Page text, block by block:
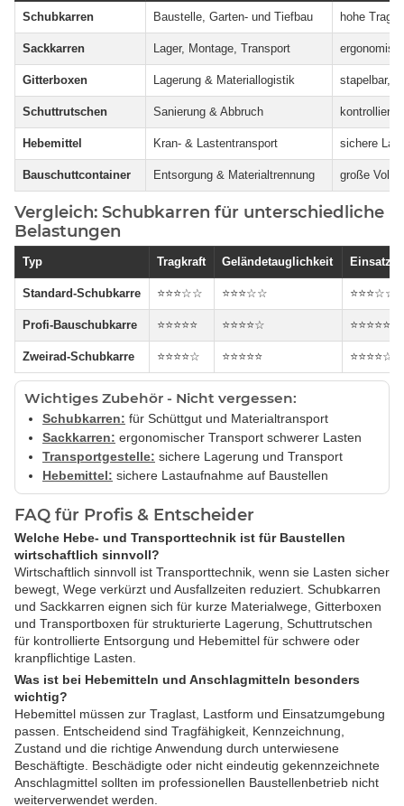
Schubkarren Baustelle, Garten- und Tiefbau hohe
Sackkarren Lager, Montage, Transport
Gitterboxen Lagerung & Materiallogistik stapelbar,
Schuttrutschen Sanierung & Abbruch
Hebemittel Kran- & Lastentransport sichere
Bauschuttcontainer Entsorgung & Materialtrennung große
Vergleich: Schubkarren für unterschiedliche
Belastungen
Typ Tragkraft Geländetauglichkeit
Standard-Schubkarre ⭐⭐⭐☆☆ ⭐⭐⭐☆☆ ⭐⭐⭐☆☆
Profi-Bauschubkarre ⭐⭐⭐⭐⭐ ⭐⭐⭐⭐☆ ⭐⭐⭐⭐⭐
Zweirad-Schubkarre ⭐⭐⭐⭐☆ ⭐⭐⭐⭐⭐ ⭐⭐⭐⭐☆
Wichtiges Zubehör - Nicht vergessen:
Schubkarren: für Schüttgut und Materialtransport
Sackkarren: ergonomischer Transport schwerer Lasten
Transportgestelle: sichere Lagerung und Transport
Hebemittel: sichere Lastaufnahme auf Baustellen
FAQ für Profis & Entscheider
Welche Hebe- und Transporttechnik ist für Baustellen
wirtschaftlich sinnvoll?
Wirtschaftlich sinnvoll ist Transporttechnik, wenn sie Lasten sicher
bewegt, Wege verkürzt und Ausfallzeiten reduziert. Schubkarren
und Sackkarren eignen sich für kurze Materialwege, Gitterboxen
und Transportboxen für strukturierte Lagerung, Schuttrutschen
für kontrollierte Entsorgung und Hebemittel für schwere oder
kranpflichtige Lasten.
Was ist bei Hebemitteln und Anschlagmitteln besonders
wichtig?
Hebemittel müssen zur Traglast, Lastform und Einsatzumgebung
passen. Entscheidend sind Tragfähigkeit, Kennzeichnung,
Zustand und die richtige Anwendung durch unterwiesene
Beschäftigte. Beschädigte oder nicht eindeutig gekennzeichnete
Anschlagmittel sollten im professionellen Baustellenbetrieb nicht
weiterverwendet werden.